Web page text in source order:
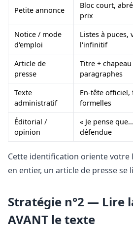
Petite annonce
Bloc court,
prix
Notice / mode
d'emploi
Listes à puces,
l'infinitif
Article de
presse
Titre + chapeau
paragraphes
Texte
administratif
En-tête officiel,
formelles
Éditorial /
opinion
« Je pense
défendue
Cette identification oriente votre
en entier, un article de presse se
Stratégie n°2 — Lire
AVANT le texte